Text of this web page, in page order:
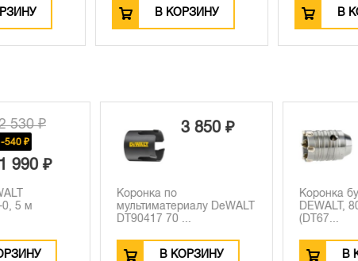
В КОРЗИНУ В
530 ₽
₽
990 ₽
5 м
3 850 ₽
Коронка по
мультиматериалу DeWALT
DT90417 70 ...
В КОРЗИНУ
Коронка
DEWALT,
(DT67...
В